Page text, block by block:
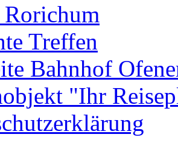
Rorichum
Treffen
Bahnhof
"Ihr